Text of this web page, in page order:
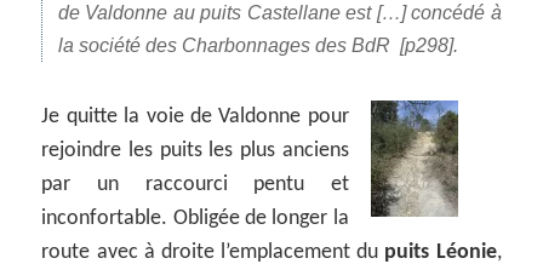
de Valdonne au puits Castellane est […] concédé à
la société des Charbonnages des BdR [p298].
Je quitte la voie de Valdonne pour
rejoindre les puits les plus anciens
par un raccourci pentu et
inconfortable. Obligée de longer la
route avec à droite l’emplacement du puits Léonie,